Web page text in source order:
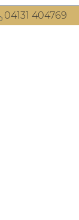
04131 404769